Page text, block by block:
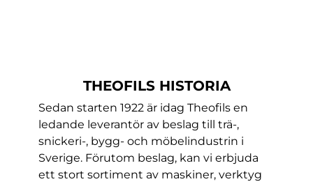
THEOFILS HISTORIA
Sedan starten 1922 är idag Theofils en
ledande leverantör av beslag till trä-,
snickeri-, bygg- och möbelindustrin i
Sverige. Förutom beslag, kan vi erbjuda
ett stort sortiment av maskiner, verktyg